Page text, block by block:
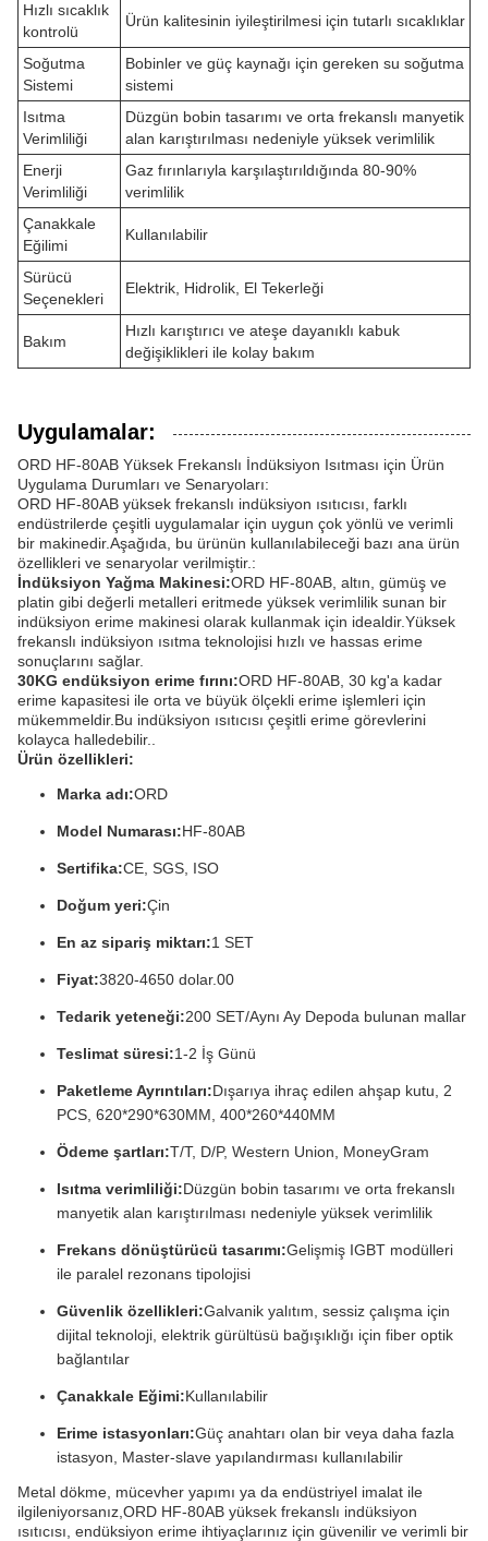
Hızlı sıcaklık
kontrolü
Ürün kalitesinin iyileştirilmesi için tutarlı sıcaklıklar
Soğutma
Sistemi
Bobinler ve güç kaynağı için gereken su soğutma
sistemi
Isıtma
Verimliliği
Düzgün bobin tasarımı ve orta frekanslı manyetik
alan karıştırılması nedeniyle yüksek verimlilik
Enerji
Verimliliği
Gaz fırınlarıyla karşılaştırıldığında 80-90%
verimlilik
Çanakkale
Eğilimi
Kullanılabilir
Sürücü
Seçenekleri
Elektrik, Hidrolik, El Tekerleği
Bakım
Hızlı karıştırıcı ve ateşe dayanıklı kabuk
değişiklikleri ile kolay bakım
Uygulamalar:
ORD HF-80AB Yüksek Frekanslı İndüksiyon Isıtması için Ürün
Uygulama Durumları ve Senaryoları:
ORD HF-80AB yüksek frekanslı indüksiyon ısıtıcısı, farklı
endüstrilerde çeşitli uygulamalar için uygun çok yönlü ve verimli
bir makinedir.Aşağıda, bu ürünün kullanılabileceği bazı ana ürün
özellikleri ve senaryolar verilmiştir.:
İndüksiyon Yağma Makinesi:ORD HF-80AB, altın, gümüş ve
platin gibi değerli metalleri eritmede yüksek verimlilik sunan bir
indüksiyon erime makinesi olarak kullanmak için idealdir.Yüksek
frekanslı indüksiyon ısıtma teknolojisi hızlı ve hassas erime
sonuçlarını sağlar.
30KG endüksiyon erime fırını:ORD HF-80AB, 30 kg'a kadar
erime kapasitesi ile orta ve büyük ölçekli erime işlemleri için
mükemmeldir.Bu indüksiyon ısıtıcısı çeşitli erime görevlerini
kolayca halledebilir..
Ürün özellikleri:
Marka adı:ORD
Model Numarası:HF-80AB
Sertifika:CE, SGS, ISO
Doğum yeri:Çin
En az sipariş miktarı:1 SET
Fiyat:3820-4650 dolar.00
Tedarik yeteneği:200 SET/Aynı Ay Depoda bulunan mallar
Teslimat süresi:1-2 İş Günü
Paketleme Ayrıntıları:Dışarıya ihraç edilen ahşap kutu, 2
PCS, 620*290*630MM, 400*260*440MM
Ödeme şartları:T/T, D/P, Western Union, MoneyGram
Isıtma verimliliği:Düzgün bobin tasarımı ve orta frekanslı
manyetik alan karıştırılması nedeniyle yüksek verimlilik
Frekans dönüştürücü tasarımı:Gelişmiş IGBT modülleri
ile paralel rezonans tipolojisi
Güvenlik özellikleri:Galvanik yalıtım, sessiz çalışma için
dijital teknoloji, elektrik gürültüsü bağışıklığı için fiber optik
bağlantılar
Çanakkale Eğimi:Kullanılabilir
Erime istasyonları:Güç anahtarı olan bir veya daha fazla
istasyon, Master-slave yapılandırması kullanılabilir
Metal dökme, mücevher yapımı ya da endüstriyel imalat ile
ilgileniyorsanız,ORD HF-80AB yüksek frekanslı indüksiyon
ısıtıcısı, endüksiyon erime ihtiyaçlarınız için güvenilir ve verimli bir